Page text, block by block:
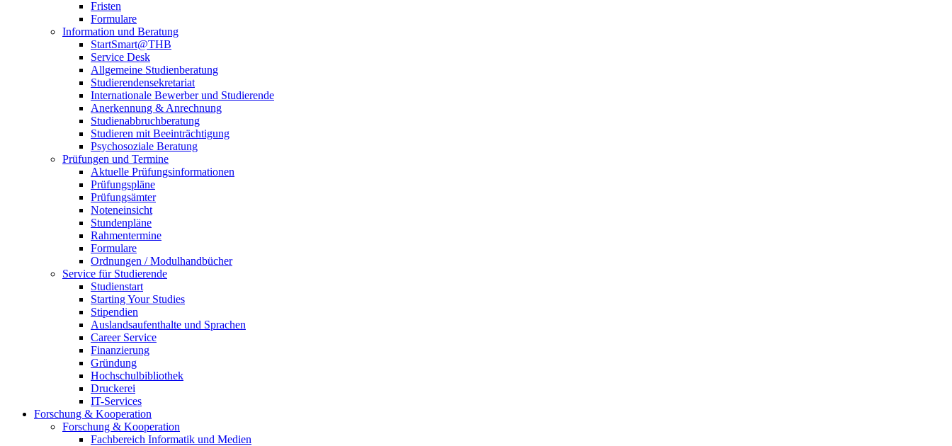
Fristen
Formulare
Information und Beratung
StartSmart@THB
Service Desk
Allgemeine Studienberatung
Studierendensekretariat
Internationale Bewerber und Studierende
Anerkennung & Anrechnung
Studienabbruchberatung
Studieren mit Beeinträchtigung
Psychosoziale Beratung
Prüfungen und Termine
Aktuelle Prüfungsinformationen
Prüfungspläne
Prüfungsämter
Noteneinsicht
Stundenpläne
Rahmentermine
Formulare
Ordnungen / Modulhandbücher
Service für Studierende
Studienstart
Starting Your Studies
Stipendien
Auslandsaufenthalte und Sprachen
Career Service
Finanzierung
Gründung
Hochschulbibliothek
Druckerei
IT-Services
Forschung & Kooperation
Forschung & Kooperation
Fachbereich Informatik und Medien